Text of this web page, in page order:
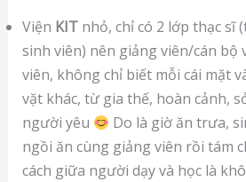
Viện KITnhỏ, chỉ có 2 lớp thạc sĩ
sinh viên) nên giảng viên/cán bộ
viên, không chỉ biết mỗi cái mặt
vặt khác, từ gia thế, hoàn cảnh,
người yêu
Do là giờ ăn trưa,
ngồi ăn cùng giảng viên rồi tám
cách giữa người dạy và học là